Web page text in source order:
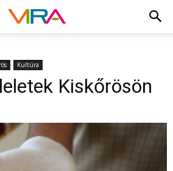
Kultúra
Kiskőrösön